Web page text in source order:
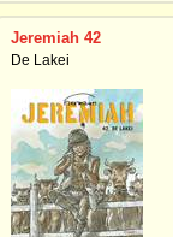
Jeremiah 42
De Lakei